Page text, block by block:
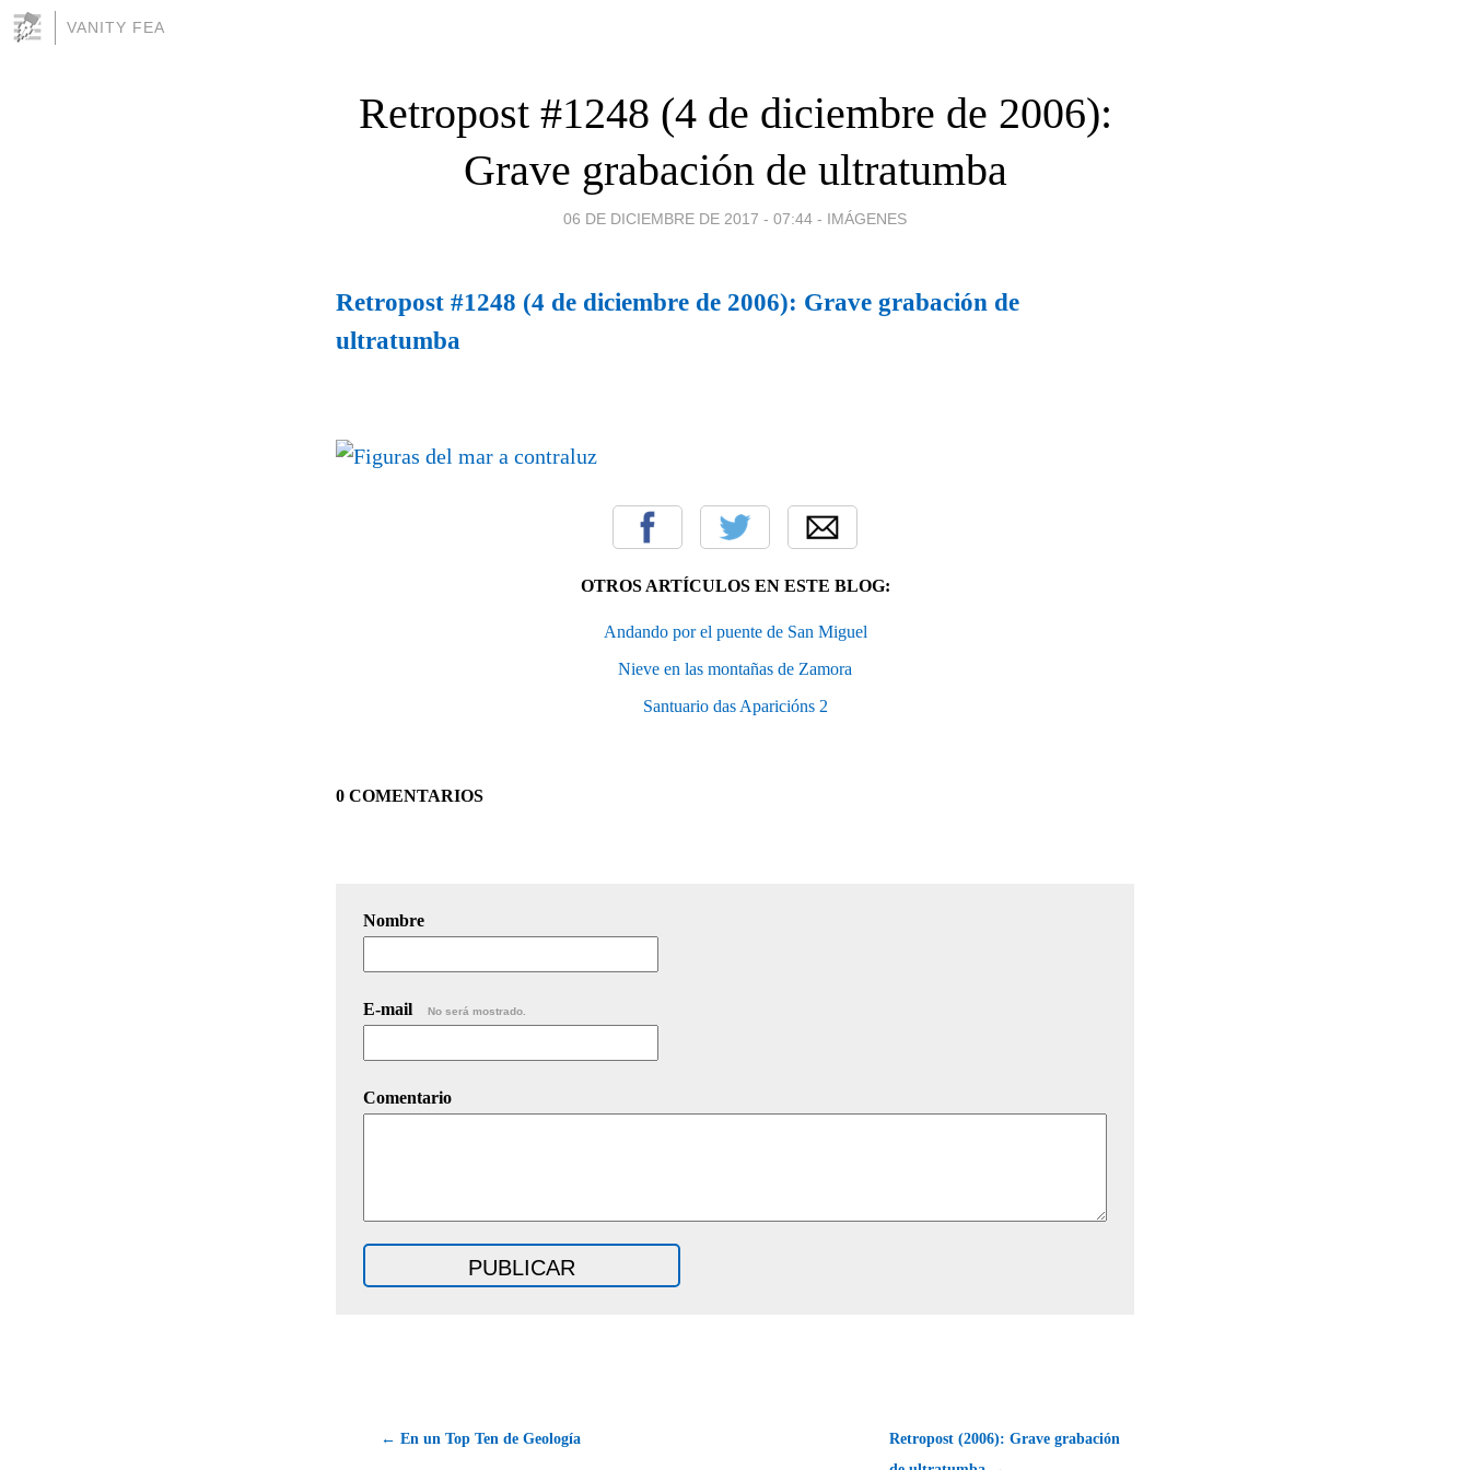
VANITY FEA
Retropost #1248 (4 de diciembre de 2006):
Grave grabación de ultratumba
06 DE DICIEMBRE DE 2017 - 07:44 - IMÁGENES
Retropost #1248 (4 de diciembre de 2006): Grave grabación de
ultratumba
OTROS ARTÍCULOS EN ESTE BLOG:
Andando por el puente de San Miguel
Nieve en las montañas de Zamora
Santuario das Aparicións 2
0 COMENTARIOS
Nombre
E-mail No será mostrado.
Comentario
← En un Top Ten de Geología
Retropost (2006): Grave grabación